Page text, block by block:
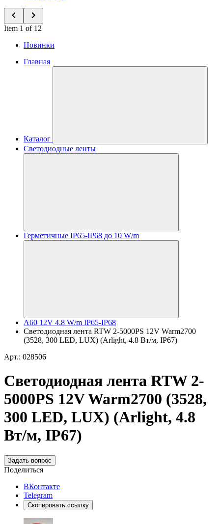
Item 1 of 12
Новинки
Главная
Каталог
Светодиодные ленты
Герметичные IP65-IP68 до 10 W/m
A60 12V 4.8 W/m IP65-IP68
Светодиодная лента RTW 2-5000PS 12V Warm2700
(3528, 300 LED, LUX) (Arlight, 4.8 Вт/м, IP67)
Арт.: 028506
Светодиодная лента RTW 2-
5000PS 12V Warm2700 (3528,
300 LED, LUX) (Arlight, 4.8
Вт/м, IP67)
Задать вопрос
Поделиться
ВКонтакте
Telegram
Скопировать ссылку